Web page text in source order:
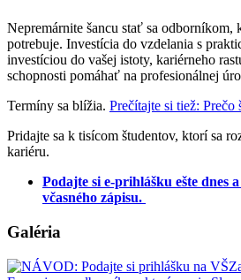
Nepremárnite šancu stať sa odborníkom,
potrebuje. Investícia do vzdelania s
investíciou do vašej istoty, kariérneho
schopnosti pomáhať na profesionálnej
Termíny sa blížia. Prečítajte si tiež: Prečo
Pridajte sa k tisícom študentov, ktorí sa
kariéru.
Podajte si e-prihlášku ešte dnes
včasného zápisu.
Galéria